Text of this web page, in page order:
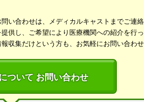
い合わせは、メディカルキャストまでご連絡
供し、ご希望により医療機関への紹介を行っ
収集だけという方も、お気軽にお問い合わせ
ついて お問い合わせ